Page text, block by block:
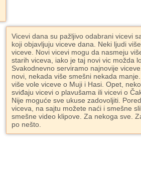
Vicevi dana su pažljivo odabrani vicevi
koji objavljuju viceve dana. Neki ljudi
viceve. Novi vicevi mogu da nasmeju
starih viceva, iako je taj novi vic možda
Svakodnevno serviramo najnovije
novi, nekada više smešni nekada
više vole viceve o Muji i Hasi. Opet,
sviđaju vicevi o plavušama ili vicevi o
Nije moguće sve ukuse zadovoljiti.
viceva, na sajtu možete naći i smešne
smešne video klipove. Za nekoga sve.
po nešto.